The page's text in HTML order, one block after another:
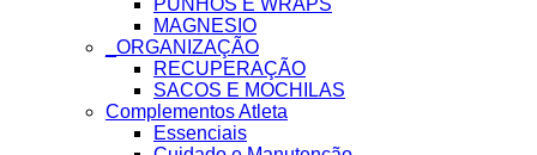
PUNHOS E WRAPS
MAGNESIO
_ORGANIZAÇÃO
RECUPERAÇÃO
SACOS E MOCHILAS
Complementos Atleta
Essenciais